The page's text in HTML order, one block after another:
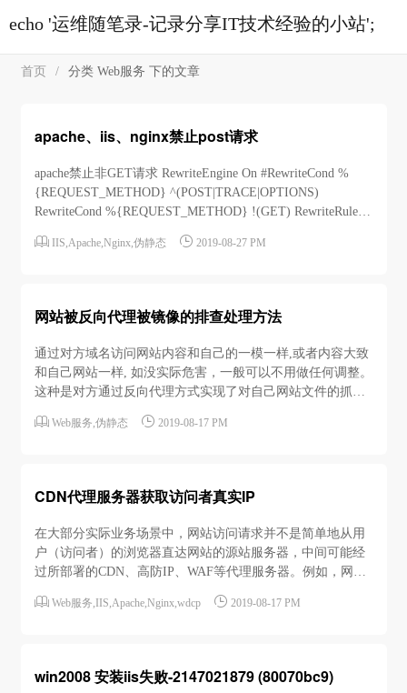
echo '运维随笔录-记录分享IT技术经验的小站';
首页 / 分类 Web服务 下的文章
apache、iis、nginx禁止post请求
apache禁止非GET请求 RewriteEngine On #RewriteCond %
{REQUEST_METHOD} ^(POST|TRACE|OPTIONS)
RewriteCond %{REQUEST_METHOD} !(GET) RewriteRule
<matc...
 IIS Apache, Nginx 伪静态  2019-08-27 PM
网站被反向代理被镜像的排查处理方法
通过对方域名访问网站内容和自己的一模一样,或者内容大致
和自己网站一样, 如没实际危害，一般可以不用做任何调整。
这种是对方通过反向代理方式实现了对自己网站文件的抓取
行屏蔽。例如,对方网站是www.abc.com以下用三种方式来查
 Web服务 伪静态  2019-08-17 PM
CDN代理服务器获取访问者真实IP
在大部分实际业务场景中，网站访问请求并不是简单地从用
户（访问者）的浏览器直达网站的源站服务器，中间可能经
过所部署的CDN、高防IP、WAF等代理服务器。例如，网站
服务器。这种情况下，访问请求在经过多层加速或代理转发
 Web服务 IIS Apache, Nginx wdcp  2019-08-17 PM
win2008 安装iis失败-2147021879 (80070bc9)